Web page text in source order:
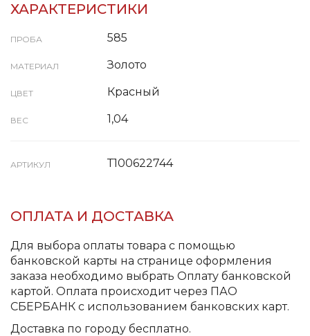
ХАРАКТЕРИСТИКИ
ПРОБА 585
МАТЕРИАЛ Золото
ЦВЕТ Красный
ВЕС 1,04
АРТИКУЛ Т100622744
ОПЛАТА И ДОСТАВКА
Для выбора оплаты товара с помощью
банковской карты на странице оформления
заказа необходимо выбрать Оплату банковской
картой. Оплата происходит через ПАО
СБЕРБАНК с использованием банковских карт.
Доставка по городу бесплатно.